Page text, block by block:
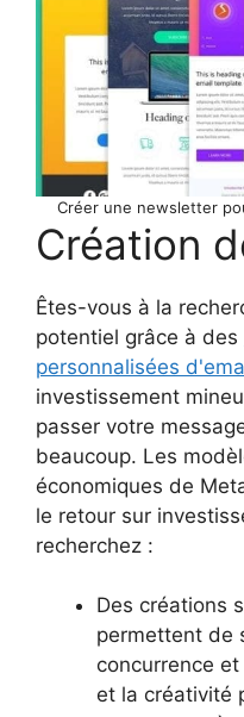
Créer une newsletter
Création
Êtes-vous à la
potentiel grâce à des
personnalisées
investissement
passer votre
beaucoup. Les
économiques de
le retour sur
recherchez :
Des créations
permettent de
concurrence
et la créativité